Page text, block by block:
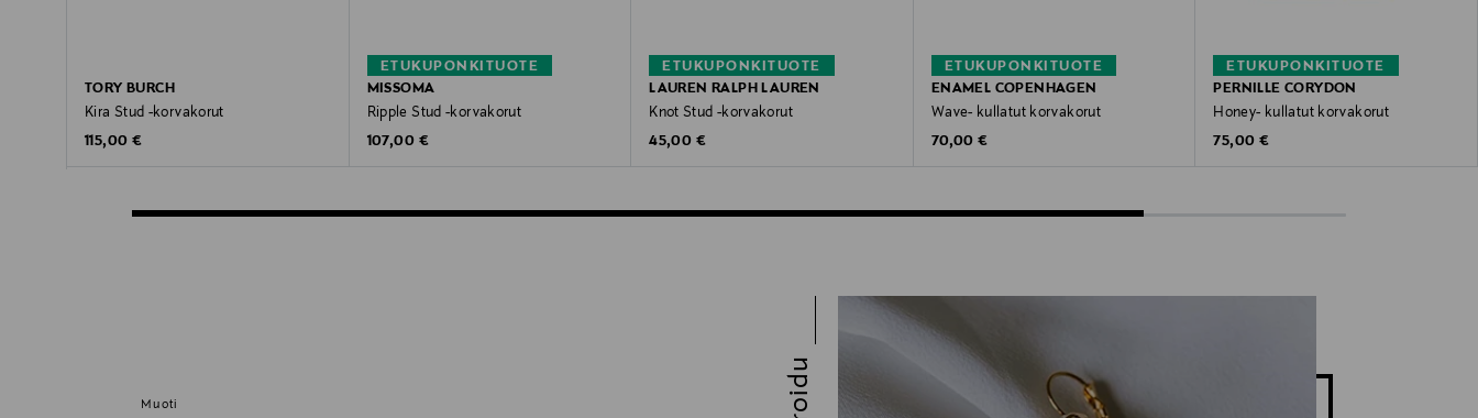
TORY BURCH
Kira Stud -korvakorut
Original Price
115,00 €
ETUKUPONKITUOTE
MISSOMA
Ripple Stud -korvakorut
Original Price
107,00 €
ETUKUPONKITUOTE
LAUREN RALPH LAUREN
Knot Stud -korvakorut
Original Price
45,00 €
ETUKUPONKITUOTE
ENAMEL COPENHAGEN
Wave- kullatut korvakorut
Original Price
70,00 €
ETUKUPONKITUOTE
PERNILLE CORYDON
Honey- kullatut korvakorut
Original Price
75,00 €
Muoti